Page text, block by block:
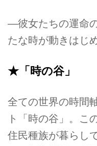
―彼女たちの運命
たな時が動きはじ
★「時の谷」
全ての世界の時間
ト「時の谷」。こ
住民種族が暮らし